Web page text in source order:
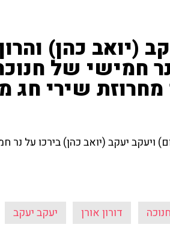
(יואב כהן)
חמישי של
שירי חג
ויעקב יעקב (יואב כהן) בירכו על
חנוכה דורון אורן יעקב יעקב